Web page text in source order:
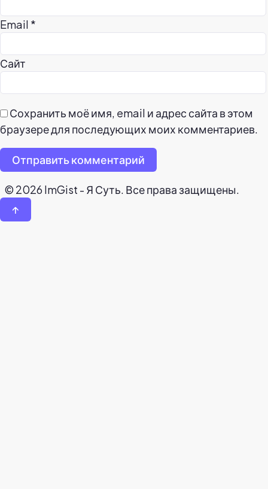
Email *
Сайт
Сохранить моё имя, email и адрес сайта в этом
браузере для последующих моих комментариев.
Отправить комментарий
© 2026 ImGist - Я Суть. Все права защищены.
↑